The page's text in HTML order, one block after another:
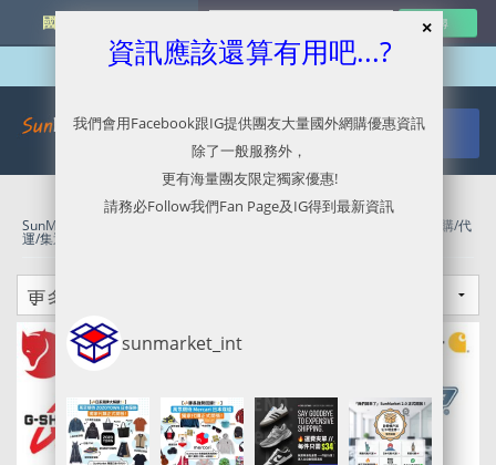
國外網購最新資訊
SunMarket 代購．代運．代寄 MLTD官網代購/代
運/集運服務指南 | 包括G shcok全網65折優惠
資訊應該還算有用吧...?
我們會用Facebook跟IG提供團友大量國外網購優惠資訊
除了一般服務外，
更有海量團友限定獨家優惠!
請務必Follow我們Fan Page及IG得到最新資訊
sunmarket_int